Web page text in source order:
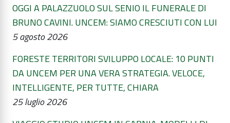
OGGI A PALAZZUOLO SUL SENIO IL FUNERALE DI
BRUNO CAVINI. UNCEM: SIAMO CRESCIUTI CON LUI
5 agosto 2026
FORESTE TERRITORI SVILUPPO LOCALE: 10 PUNTI
DA UNCEM PER UNA VERA STRATEGIA. VELOCE,
INTELLIGENTE, PER TUTTE, CHIARA
25 luglio 2026